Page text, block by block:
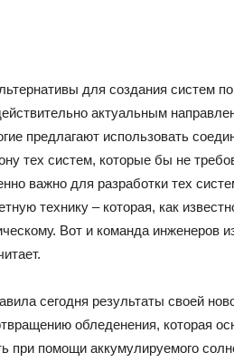
для создания систем
актуальным
предлагают использовать
тех систем, которые бы не
важно для разработки тех
технику – которая, как
Вот и команда инженеров
сегодня результаты своей
обледенения, которая
при помощи аккумулируемого